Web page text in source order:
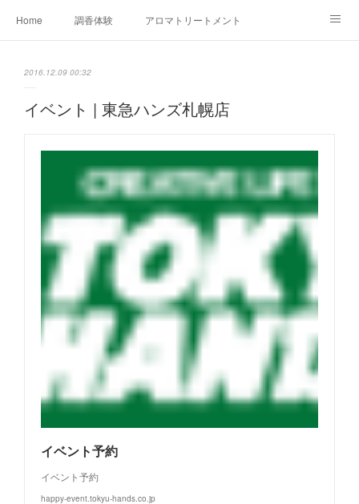
Home 調香体験 アロマトリートメントMenu
2016.12.09 00:32
イベント | 東急ハンズ札幌店
イベント予約
イベント予約
happy-event.tokyu-hands.co.jp